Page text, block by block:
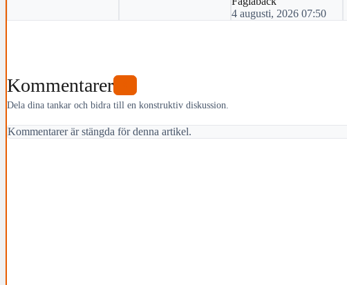
4 augusti, 2026 07:50
Kommentarer
Dela dina tankar och bidra till en konstruktiv diskussion.
Kommentarer är stängda för denna artikel.